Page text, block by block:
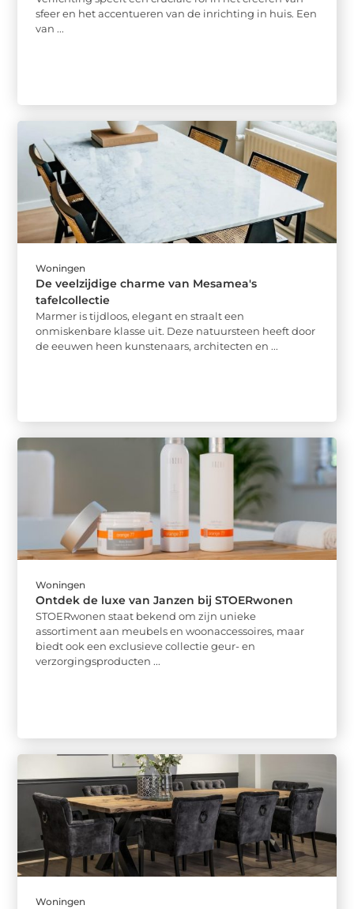
sfeer en het accentueren van de inrichting in huis. Een
van ...
Woningen
De veelzijdige charme van Mesamea's
tafelcollectie
Marmer is tijdloos, elegant en straalt een
onmiskenbare klasse uit. Deze natuursteen heeft door
de eeuwen heen kunstenaars, architecten en ...
Woningen
Ontdek de luxe van Janzen bij STOERwonen
STOERwonen staat bekend om zijn unieke
assortiment aan meubels en woonaccessoires, maar
biedt ook een exclusieve collectie geur- en
verzorgingsproducten ...
Woningen